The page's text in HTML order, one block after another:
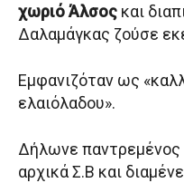
χωριό Άλσος και
Δαλαμάγκας ζούσε
Εμφανιζόταν ως
ελαιόλαδου».
Δήλωνε παντρεμένος
αρχικά Σ.Β και